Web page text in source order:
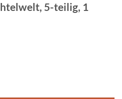
5-teilig, 1